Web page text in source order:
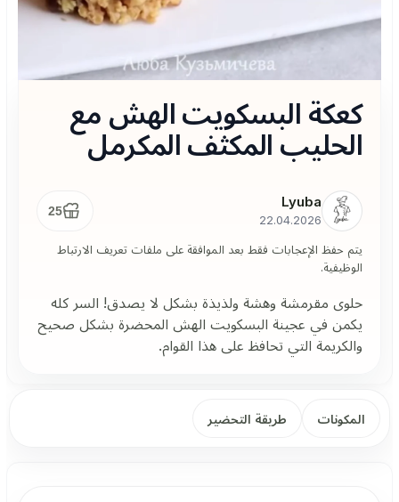
كعكة البسكويت الهش مع
الحليب المكثف المكرمل
Lyuba
22.04.2026
25
يتم حفظ الإعجابات فقط بعد الموافقة على ملفات تعريف الارتباط
الوظيفية.
حلوى مقرمشة وهشة ولذيذة بشكل لا يصدق! السر كله
يكمن في عجينة البسكويت الهش المحضرة بشكل صحيح
والكريمة التي تحافظ على هذا القوام.
المكونات طريقة التحضير